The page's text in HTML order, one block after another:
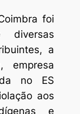
foi
diversas
a
empresa
no ES
aos
e